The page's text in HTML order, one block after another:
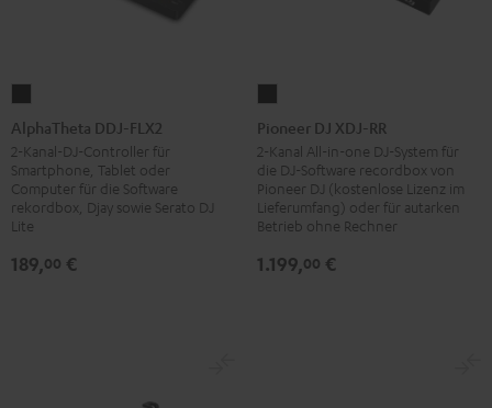
DDJ-
FLX2
Schwarz
AlphaTheta DDJ-FLX2
2-Kanal-DJ-Controller für
Smartphone, Tablet oder
Computer für die Software
rekordbox, Djay sowie Serato DJ
Lite
189,00 €
XDJ-
RR
Schwarz
Pioneer DJ XDJ-RR
2-Kanal All-in-one DJ-System für
die DJ-Software recordbox von
Pioneer DJ (kostenlose Lizenz im
Lieferumfang) oder für autarken
Betrieb ohne Rechner
1.199,00 €